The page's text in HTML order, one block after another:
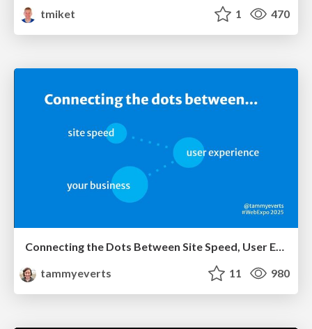
tmiket
1 470
Connecting the Dots Between Site Speed, User Experience & Your Business [WebExpo 2025]
tammyeverts
11 980